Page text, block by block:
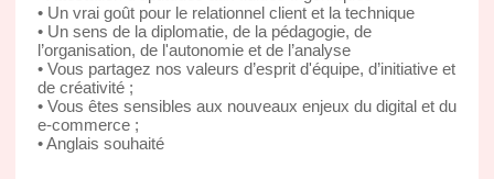
• Un vrai goût pour le relationnel client et la technique
• Un sens de la diplomatie, de la pédagogie, de
l’organisation, de l'autonomie et de l’analyse
• Vous partagez nos valeurs d’esprit d'équipe, d’initiative et
de créativité ;
• Vous êtes sensibles aux nouveaux enjeux du digital et du
e-commerce ;
• Anglais souhaité